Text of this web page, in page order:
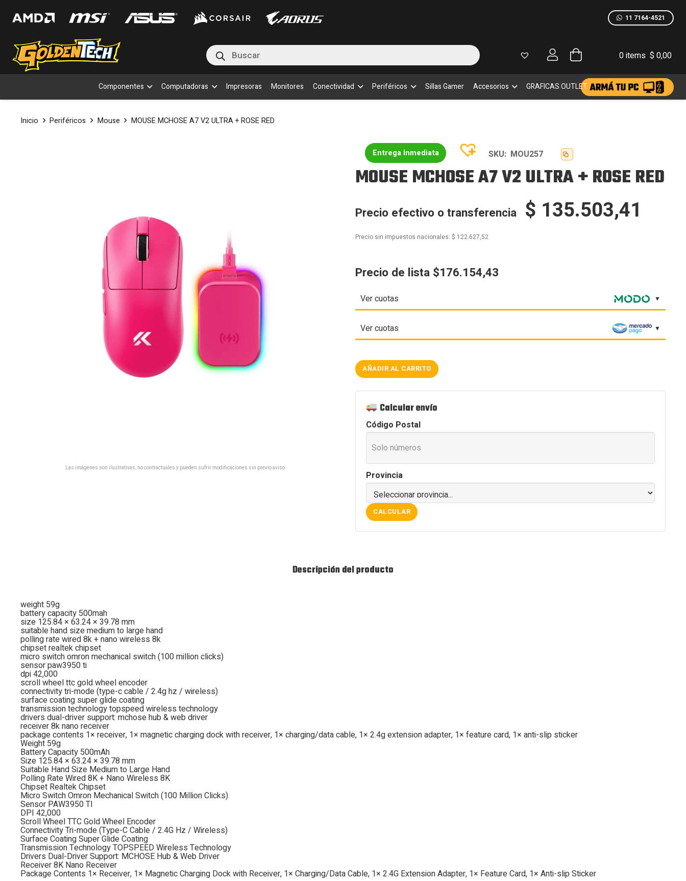
11 7164-4521
Búsqueda
de
productos
0 items $ 0,00
Componentes Computadoras Impresoras Monitores Conectividad Periféricos Sillas Gamer Accesorios GRAFICAS OUTLET
Inicio Periféricos Mouse MOUSE MCHOSE A7 V2 ULTRA + ROSE RED
Las imágenes son ilustrativas, no contractuales y pueden sufrir modificaciones sin previo aviso.
Entrega Inmediata SKU: MOU257
MOUSE MCHOSE A7 V2 ULTRA + ROSE RED
Precio efectivo o transferencia $ 135.503,41
Precio sin impuestos nacionales: $ 122.627,52
Precio de lista $176.154,43
Ver cuotas
Ver cuotas
MOUSE
MCHOSE
A7
ULTRA
ROSE
RED
AÑADIR AL CARRITO
Calcular envío
Código Postal
Provincia
CALCULAR
Descripción del producto
weight 59g
battery capacity 500mah
size 125.84 × 63.24 × 39.78 mm
suitable hand size medium to large hand
polling rate wired 8k + nano wireless 8k
chipset realtek chipset
micro switch omron mechanical switch (100 million clicks)
sensor paw3950 ti
dpi 42,000
scroll wheel ttc gold wheel encoder
connectivity tri-mode (type-c cable / 2.4g hz / wireless)
surface coating super glide coating
transmission technology topspeed wireless technology
drivers dual-driver support: mchose hub & web driver
receiver 8k nano receiver
package contents 1× receiver, 1× magnetic charging dock with receiver, 1× charging/data cable, 1× 2.4g extension adapter, 1× feature card, 1× anti-slip sticker
Weight 59g
Battery Capacity 500mAh
Size 125.84 × 63.24 × 39.78 mm
Suitable Hand Size Medium to Large Hand
Polling Rate Wired 8K + Nano Wireless 8K
Chipset Realtek Chipset
Micro Switch Omron Mechanical Switch (100 Million Clicks)
Sensor PAW3950 TI
DPI 42,000
Scroll Wheel TTC Gold Wheel Encoder
Connectivity Tri-mode (Type-C Cable / 2.4G Hz / Wireless)
Surface Coating Super Glide Coating
Transmission Technology TOPSPEED Wireless Technology
Drivers Dual-Driver Support: MCHOSE Hub & Web Driver
Receiver 8K Nano Receiver
Package Contents 1× Receiver, 1× Magnetic Charging Dock with Receiver, 1× Charging/Data Cable, 1× 2.4G Extension Adapter, 1× Feature Card, 1× Anti-slip Sticker
cantidad